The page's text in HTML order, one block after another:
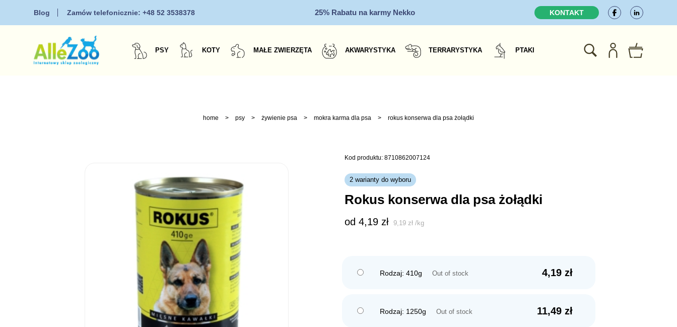
Blog Zamów telefonicznie:+48 52 3538378 25% Rabatu na karmy Nekko KONTAKT
PSY KOTY MAŁE ZWIERZĘTA AKWARYSTYKA TERRARYSTYKA PTAKI
home > psy > żywienie psa > mokra karma dla psa > rokus konserwa dla psa żołądki
Kod produktu: 8710862007124
2 warianty do wyboru
rokus konserwa dla psa żołądki
od 4,19 zł 9,19 zł /kg
Rodzaj: 410g 4,19 zł
Out of stock
Rodzaj: 1250g 11,49 zł
Out of stock